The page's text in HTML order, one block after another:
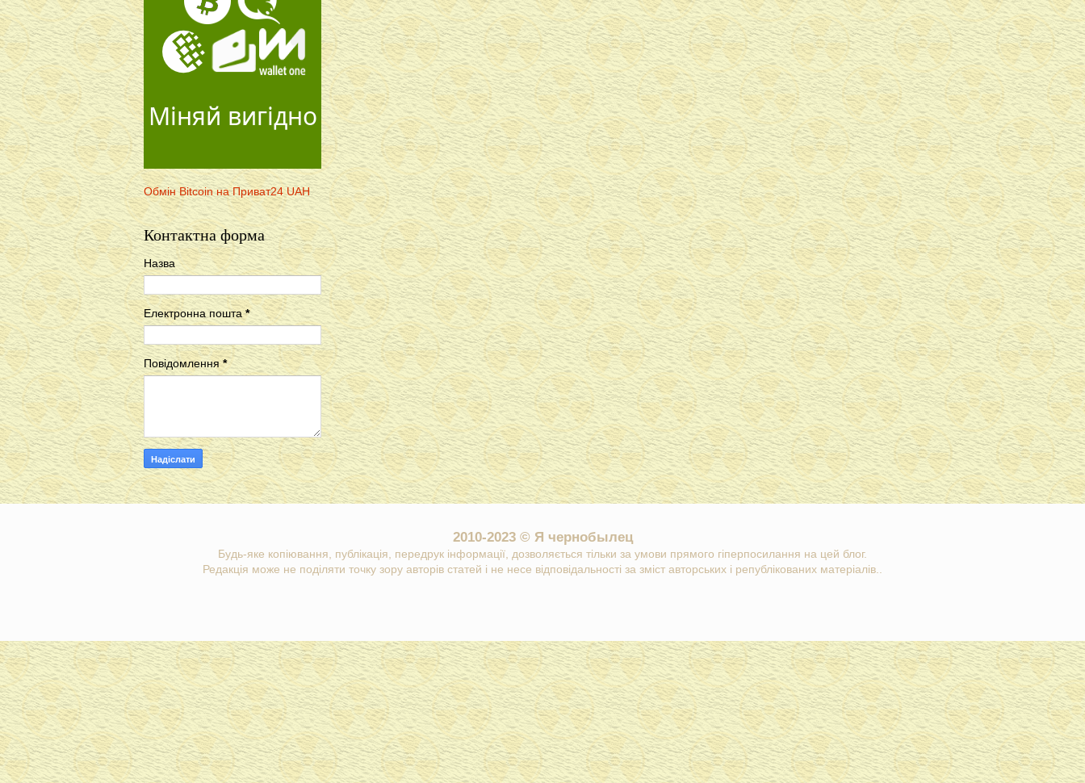
Міняй вигідно
Обмін Bitcoin на Приват24 UAH
Контактна форма
Назва
Електронна пошта*
Повідомлення *
2010-2023 © Я чернобылец
Будь-яке копіювання, публікація, передрук інформації, дозволяється тільки за умови прямого гіперпосилання на цей блог.
Редакція може не поділяти точку зору авторів статей і не несе відповідальності за зміст авторських і републікованих матеріалів..